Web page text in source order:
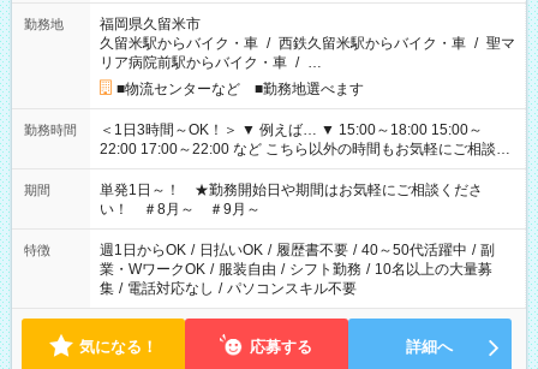
勤務地
福岡県久留米市
久留米駅からバイク・車 / 西鉄久留米駅からバイク・車 / 聖マ
リア病院前駅からバイク・車 / …
■物流センターなど ■勤務地選べます
勤務時間
＜1日3時間～OK！＞ ▼ 例えば… ▼ 15:00～18:00 15:00～
22:00 17:00～22:00 など こちら以外の時間もお気軽にご相談く
ださい！
期間
単発1日～！ ★勤務開始日や期間はお気軽にご相談くださ
い！ ＃8月～ ＃9月～
特徴 週1日からOK / 日払いOK / 履歴書不要 / 40～50代活躍中 / 副
業・WワークOK / 服装自由 / シフト勤務 / 10名以上の大量募
集 / 電話対応なし / パソコンスキル不要
気になる！ 応募する 詳細へ